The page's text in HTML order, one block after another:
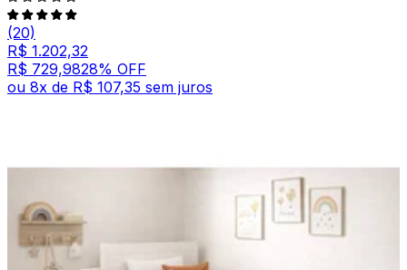
(20)
R$ 1.202,32
R$ 729,9828% OFF
ou 8x de R$ 107,35 sem juros